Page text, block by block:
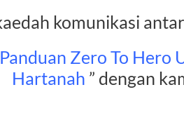
komunikasi
Panduan Zero To Hero
Hartanah ” dengan